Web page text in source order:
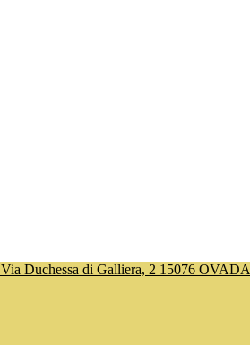
Via Duchessa di Galliera, 2 15076 OVADA